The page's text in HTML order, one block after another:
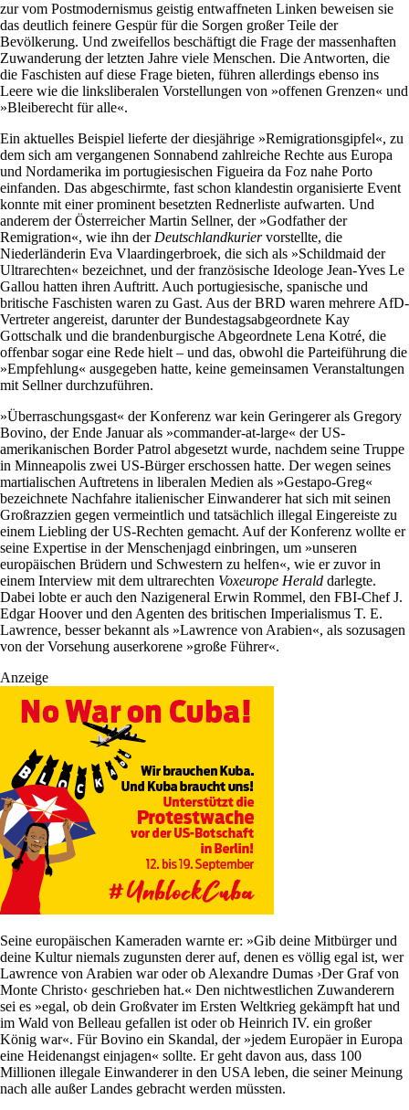
zur vom Postmodernismus geistig entwaffneten Linken beweisen sie
das deutlich feinere Gespür für die Sorgen großer Teile der
Bevölkerung. Und zweifellos beschäftigt die Frage der massenhaften
Zuwanderung der letzten Jahre viele Menschen. Die Antworten, die
die Faschisten auf diese Frage bieten, führen allerdings ebenso ins
Leere wie die linksliberalen Vorstellungen von »offenen Grenzen« und
»Bleiberecht für alle«.
Ein aktuelles Beispiel lieferte der diesjährige »Remigrationsgipfel«, zu
dem sich am vergangenen Sonnabend zahlreiche Rechte aus Europa
und Nordamerika im portugiesischen Figueira da Foz nahe Porto
einfanden. Das abgeschirmte, fast schon klandestin organisierte Event
konnte mit einer prominent besetzten Rednerliste aufwarten. Und
anderem der Österreicher Martin Sellner, der »Godfather der
Remigration«, wie ihn der Deutschlandkuriervorstellte, die
Niederländerin Eva Vlaardingerbroek, die sich als »Schildmaid der
Ultrarechten« bezeichnet, und der französische Ideologe Jean-Yves Le
Gallou hatten ihren Auftritt. Auch portugiesische, spanische und
britische Faschisten waren zu Gast. Aus der BRD waren mehrere AfD-
Vertreter angereist, darunter der Bundestagsabgeordnete Kay
Gottschalk und die brandenburgische Abgeordnete Lena Kotré, die
offenbar sogar eine Rede hielt – und das, obwohl die Parteiführung die
»Empfehlung« ausgegeben hatte, keine gemeinsamen Veranstaltungen
mit Sellner durchzuführen.
»Überraschungsgast« der Konferenz war kein Geringerer als Gregory
Bovino, der Ende Januar als »commander-at-large« der US-
amerikanischen Border Patrol abgesetzt wurde, nachdem seine Truppe
in Minneapolis zwei US-Bürger erschossen hatte. Der wegen seines
martialischen Auftretens in liberalen Medien als »Gestapo-Greg«
bezeichnete Nachfahre italienischer Einwanderer hat sich mit seinen
Großrazzien gegen vermeintlich und tatsächlich illegal Eingereiste zu
einem Liebling der US-Rechten gemacht. Auf der Konferenz wollte er
seine Expertise in der Menschenjagd einbringen, um »unseren
europäischen Brüdern und Schwestern zu helfen«, wie er zuvor in
einem Interview mit dem ultrarechten Voxeurope Herald darlegte.
Dabei lobte er auch den Nazigeneral Erwin Rommel, den FBI-Chef J.
Edgar Hoover und den Agenten des britischen Imperialismus T. E.
Lawrence, besser bekannt als »Lawrence von Arabien«, als sozusagen
von der Vorsehung auserkorene »große Führer«.
Anzeige
Seine europäischen Kameraden warnte er: »Gib deine Mitbürger und
deine Kultur niemals zugunsten derer auf, denen es völlig egal ist, wer
Lawrence von Arabien war oder ob Alexandre Dumas ›Der Graf von
Monte Christo‹ geschrieben hat.« Den nichtwestlichen Zuwanderern
sei es »egal, ob dein Großvater im Ersten Weltkrieg gekämpft hat und
im Wald von Belleau gefallen ist oder ob Heinrich IV. ein großer
König war«. Für Bovino ein Skandal, der »jedem Europäer in Europa
eine Heidenangst einjagen« sollte. Er geht davon aus, dass 100
Millionen illegale Einwanderer in den USA leben, die seiner Meinung
nach alle außer Landes gebracht werden müssten.